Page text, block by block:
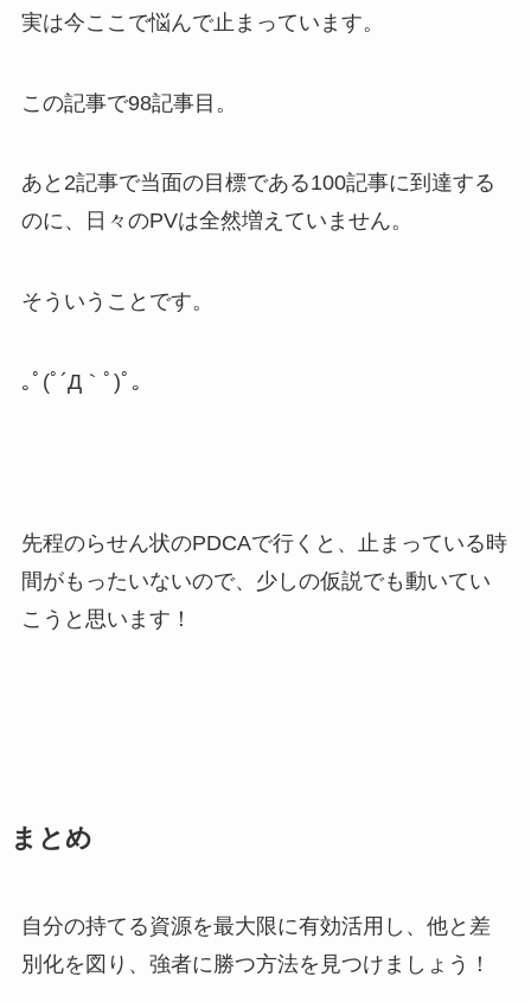
実は今ここで悩んで止まっています。
この記事で98記事目。
あと2記事で当面の目標である100記事に到達する
のに、日々のPVは全然増えていません。
そういうことです。
｡ﾟ(ﾟ´Д｀ﾟ)ﾟ｡
先程のらせん状のPDCAで行くと、止まっている時
間がもったいないので、少しの仮説でも動いてい
こうと思います！
まとめ
自分の持てる資源を最大限に有効活用し、他と差
別化を図り、強者に勝つ方法を見つけましょう！